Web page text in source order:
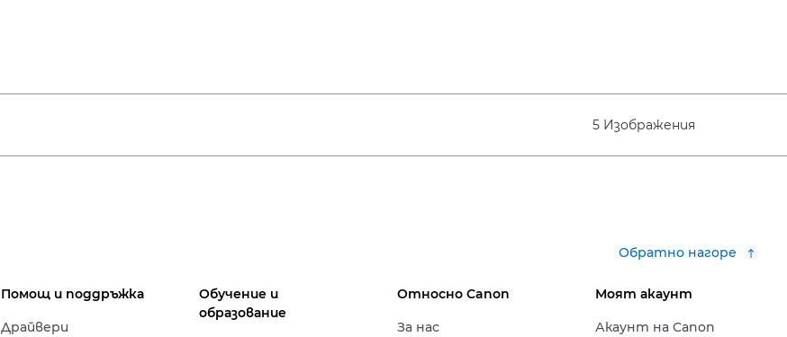
5 Изображения
Обратно нагоре
Помощ и поддръжка
Драйвери
Обучение и
образование
Относно Canon
За нас
Моят акаунт
Акаунт на Canon